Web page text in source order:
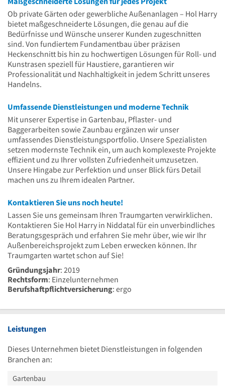
Ob private Gärten oder gewerbliche Außenanlagen – Hol Harry
bietet maßgeschneiderte Lösungen, die genau auf die
Bedürfnisse und Wünsche unserer Kunden zugeschnitten
sind. Von fundiertem Fundamentbau über präzisen
Heckenschnitt bis hin zu hochwertigen Lösungen für Roll- und
Kunstrasen speziell für Haustiere, garantieren wir
Professionalität und Nachhaltigkeit in jedem Schritt unseres
Handelns.
Umfassende Dienstleistungen und moderne Technik
Mit unserer Expertise in Gartenbau, Pflaster- und
Baggerarbeiten sowie Zaunbau ergänzen wir unser
umfassendes Dienstleistungsportfolio. Unsere Spezialisten
setzen modernste Technik ein, um auch komplexeste Projekte
effizient und zu Ihrer vollsten Zufriedenheit umzusetzen.
Unsere Hingabe zur Perfektion und unser Blick fürs Detail
machen uns zu Ihrem idealen Partner.
Kontaktieren Sie uns noch heute!
Lassen Sie uns gemeinsam Ihren Traumgarten verwirklichen.
Kontaktieren Sie Hol Harry in Niddatal für ein unverbindliches
Beratungsgespräch und erfahren Sie mehr über, wie wir Ihr
Außenbereichsprojekt zum Leben erwecken können. Ihr
Traumgarten wartet schon auf Sie!
Gründungsjahr: 2019
Rechtsform: Einzelunternehmen
Berufshaftpflichtversicherung: ergo
Leistungen
Dieses Unternehmen bietet Dienstleistungen in folgenden
Branchen an:
Gartenbau